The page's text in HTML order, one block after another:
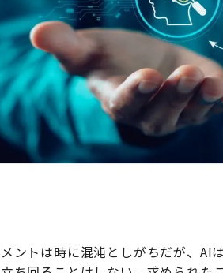
ントは時に混沌としがちだが、AI